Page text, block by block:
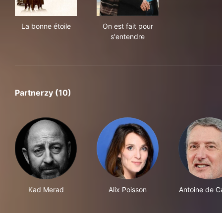
La bonne étoile
On est fait pour
s'entendre
Partnerzy (10)
Kad Merad Alix Poisson Antoine de